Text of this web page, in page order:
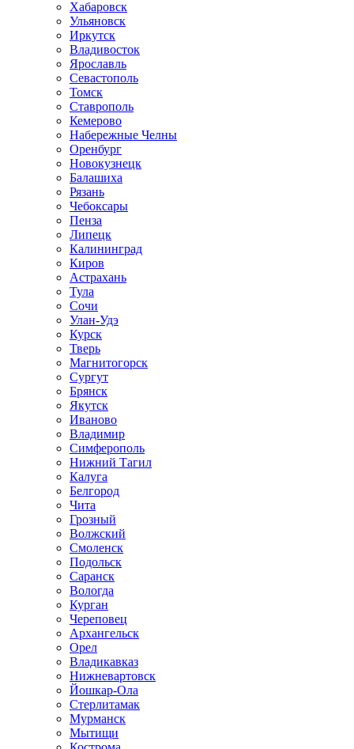
Хабаровск
Ульяновск
Иркутск
Владивосток
Ярославль
Севастополь
Томск
Ставрополь
Кемерово
Набережные Челны
Оренбург
Новокузнецк
Балашиха
Рязань
Чебоксары
Пенза
Липецк
Калининград
Киров
Астрахань
Тула
Сочи
Улан-Удэ
Курск
Тверь
Магнитогорск
Сургут
Брянск
Якутск
Иваново
Владимир
Симферополь
Нижний Тагил
Калуга
Белгород
Чита
Грозный
Волжский
Смоленск
Подольск
Саранск
Вологда
Курган
Череповец
Архангельск
Орел
Владикавказ
Нижневартовск
Йошкар-Ола
Стерлитамак
Мурманск
Мытищи